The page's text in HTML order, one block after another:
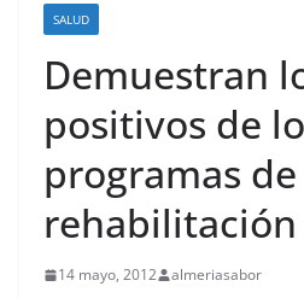
SALUD
Demuestran
positivos de
programas de
rehabilitación
14 mayo, 2012 almeriasabor